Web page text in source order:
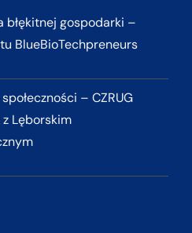
błękitnej gospodarki –
BlueBioTechpreneurs
– CZRUG
Lęborskim